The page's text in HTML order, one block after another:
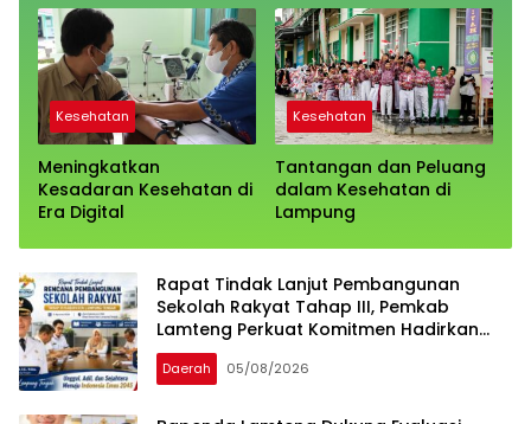
Kesehatan
Meningkatkan
Kesadaran Kesehatan di
Era Digital
Kesehatan
Tantangan dan Peluang
dalam Kesehatan di
Lampung
Rapat Tindak Lanjut Pembangunan
Sekolah Rakyat Tahap III, Pemkab
Lamteng Perkuat Komitmen Hadirkan
Pendidikan Inklusif
Daerah 05/08/2026